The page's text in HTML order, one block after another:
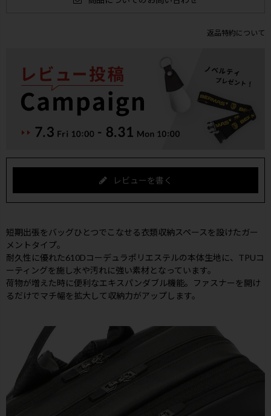
返品特約について
レビューを書く
短期出張をバッグひとつでこなせる衣類収納スペースを設けたガー
メントタイプ。
耐久性に優れた610Dコーデュラポリエステルの本体生地に、TPUコ
ーティングを施し水や汚れに強い素材となっています。
荷物が増えた時に便利なエキスパンダブル機能。ファスナーを開け
るだけでマチ幅を拡大して収納力がアップします。